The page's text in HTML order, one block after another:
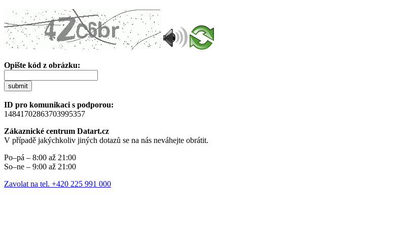
Opište kód z obrázku:
submit
ID pro komunikaci s podporou:
14841702863703995357
Zákaznické centrum Datart.cz
V případě jakýchkoliv jiných dotazů se na nás neváhejte obrátit.
Po–pá – 8:00 až 21:00
So–ne – 9:00 až 21:00
Zavolat na tel. +420 225 991 000